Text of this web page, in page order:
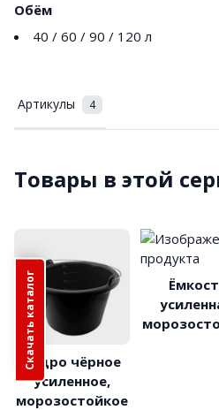
Обём
40 / 60 / 90 / 120 л
Артикулы 4
Товары в этой
Ведро чёрное
усиленное,
морозостойкое
Скачать каталог